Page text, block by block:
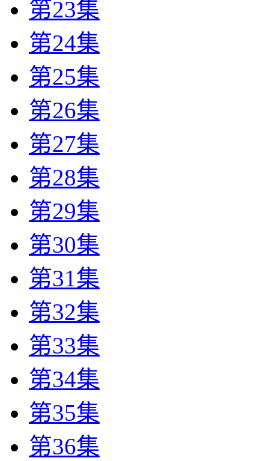
第23集
第24集
第25集
第26集
第27集
第28集
第29集
第30集
第31集
第32集
第33集
第34集
第35集
第36集